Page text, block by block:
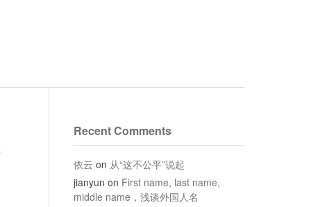
Recent Comments
依云 on 从“这不公平”说起
jianyun on First name, last name,
middle name，浅谈外国人名